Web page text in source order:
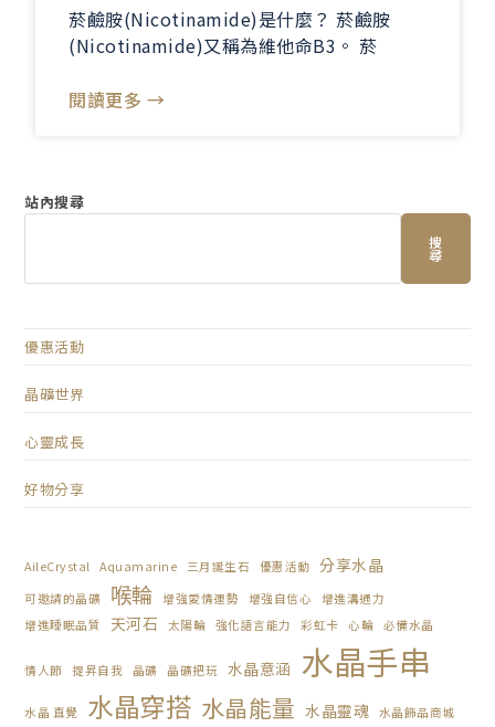
菸鹼胺(Nicotinamide)是什麼？ 菸鹼胺
(Nicotinamide)又稱為維他命B3。 菸
閱讀更多 →
站內搜尋
搜
尋
優惠活動
晶礦世界
心靈成長
好物分享
AileCrystal Aquamarine 三月誕生石 優惠活動 分享水晶
可邀請的晶礦 喉輪 增強愛情運勢 增強自信心
增進溝通力
增進睡眠品質
天河石 太陽輪 強化語言能力 彩虹卡 心輪 必備水晶
情人節 提昇自我 晶礦 晶礦把玩 水晶意涵 水晶手串
水晶 直覺 水晶穿搭 水晶能量 水晶靈魂 水晶飾品商城